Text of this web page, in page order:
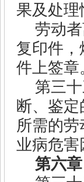
果及处理
劳动
复印件，
件上签章
第三
断、鉴
所需的
业病危害
第六章